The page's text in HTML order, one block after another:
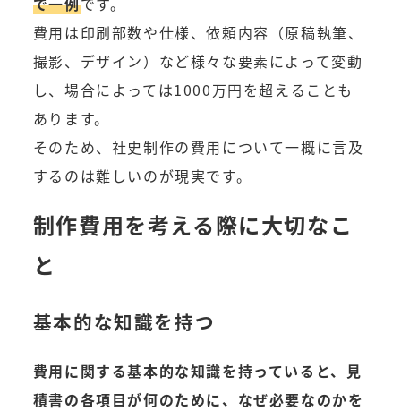
費用は印刷部数や仕様、依頼内容（原稿執筆、
撮影、デザイン）など様々な要素によって変動
し、場合によっては1000万円を超えることも
あります。
そのため、社史制作の費用について一概に言及
するのは難しいのが現実です。
制作費用を考える際に大切なこ
と
基本的な知識を持つ
費用に関する基本的な知識を持っていると、見
積書の各項目が何のために、なぜ必要なのかを